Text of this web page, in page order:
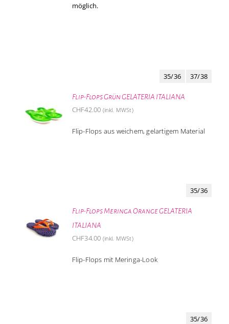
möglich.
Flip-Flops Grün GELATERIA ITALIANA
35/36 37/38
CHF42.00 (inkl. MWSt)
Flip-Flops aus weichem, gelartigem Material
Flip-Flops Meringa Orange GELATERIA
ITALIANA
35/36
CHF34.00 (inkl. MWSt)
Flip-Flops mit Meringa-Look
35/36